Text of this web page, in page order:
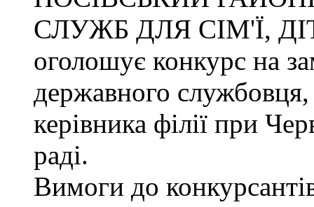
СЛУЖБ ДЛЯ СІМ'Ї,
оголошує конкурс на
державного службовця,
керівника філії при
раді.
Вимоги до